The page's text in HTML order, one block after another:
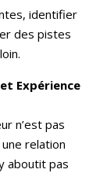
identifier
des pistes
Expérience
n’est pas
relation
aboutit pas